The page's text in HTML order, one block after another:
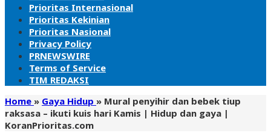
Prioritas Internasional
Prioritas Kekinian
Prioritas Nasional
Privacy Policy
PRNEWSWIRE
Terms of Service
TIM REDAKSI
Home » Gaya Hidup » Mural penyihir dan bebek tiup
raksasa – ikuti kuis hari Kamis | Hidup dan gaya |
KoranPrioritas.com